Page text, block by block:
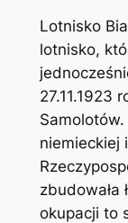
Lotnisko
lotnisko,
27.11.1923
niemieckiej
zbudowała
okupacji to